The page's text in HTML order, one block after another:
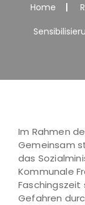
Home
Im Rahmen
Gemeinsam
das
Kommunale
Gefahren